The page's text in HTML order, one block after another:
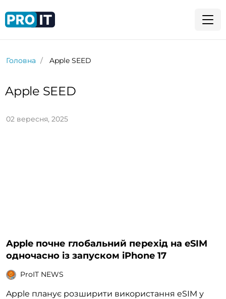
Головна Apple SEED
Apple SEED
02 вересня, 2025
Apple почне глобальний перехід на eSIM
одночасно із запуском iPhone 17
ProIT NEWS
Apple планує розширити використання eSIM у